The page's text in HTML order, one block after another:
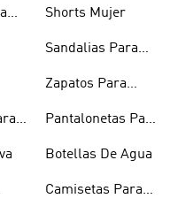
Shorts Mujer
Sandalias Para
Zapatos Para
Pantalonetas Para
Botellas De Agua
Camisetas Para